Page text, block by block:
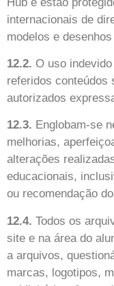
internacionais de
modelos e
12.2. O uso
referidos conteúdos
autorizados
12.3. Englobam-se
melhorias,
alterações
educacionais,
ou recomendação
12.4. Todos os
site e na área do
a arquivos,
marcas, logotipos,